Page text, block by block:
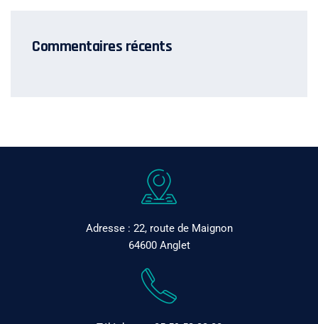
Commentaires récents
Adresse : 22, route de Maignon
64600 Anglet